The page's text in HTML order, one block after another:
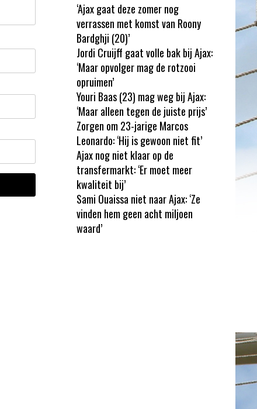
‘Ajax gaat deze zomer nog
verrassen met komst van Roony
Bardghji (20)’
Jordi Cruijff gaat volle bak bij Ajax:
‘Maar opvolger mag de rotzooi
opruimen’
Youri Baas (23) mag weg bij Ajax:
‘Maar alleen tegen de juiste prijs’
Zorgen om 23-jarige Marcos
Leonardo: ‘Hij is gewoon niet fit’
Ajax nog niet klaar op de
transfermarkt: ‘Er moet meer
kwaliteit bij’
Sami Ouaissa niet naar Ajax: ‘Ze
vinden hem geen acht miljoen
waard’